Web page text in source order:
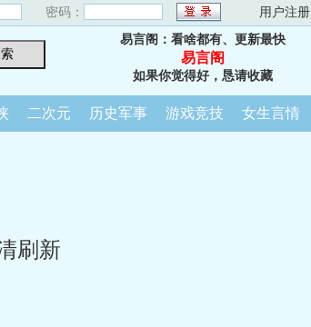
密码： 用户注册
易言阁：看啥都有、更新最快
易言阁
如果你觉得好，恳请收藏
二次元 历史军事 游戏竞技 女生言情
刷新